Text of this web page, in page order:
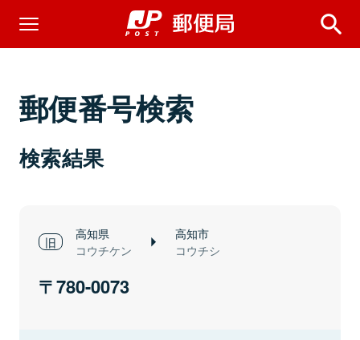
郵便番号検索
検索結果
高知県
コウチケン
高知市
コウチシ
780-0073